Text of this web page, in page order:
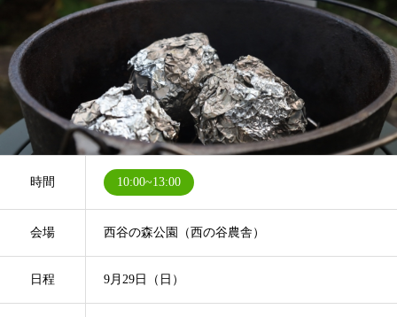
時間 10:00~13:00
会場 西谷の森公園（西の谷農舎）
日程 9月29日（日）